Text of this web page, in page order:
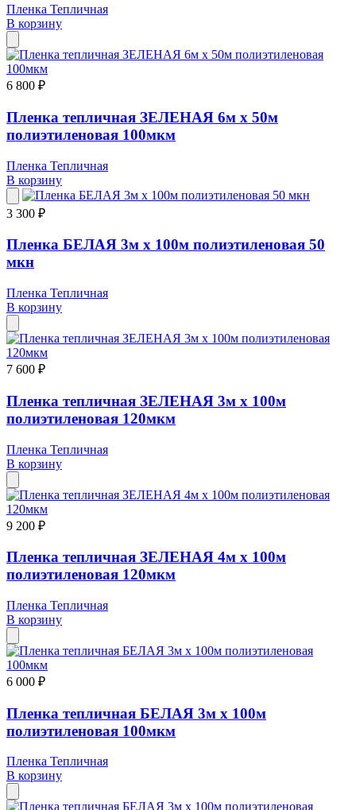
Пленка Тепличная
В корзину
6 800 ₽
Пленка тепличная ЗЕЛЕНАЯ 6м х 50м
полиэтиленовая 100мкм
Пленка Тепличная
В корзину
3 300 ₽
Пленка БЕЛАЯ 3м х 100м полиэтиленовая 50
мкн
Пленка Тепличная
В корзину
7 600 ₽
Пленка тепличная ЗЕЛЕНАЯ 3м х 100м
полиэтиленовая 120мкм
Пленка Тепличная
В корзину
9 200 ₽
Пленка тепличная ЗЕЛЕНАЯ 4м х 100м
полиэтиленовая 120мкм
Пленка Тепличная
В корзину
6 000 ₽
Пленка тепличная БЕЛАЯ 3м х 100м
полиэтиленовая 100мкм
Пленка Тепличная
В корзину